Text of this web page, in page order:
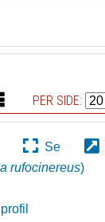
PER SIDE:
Se
rufocinereus)